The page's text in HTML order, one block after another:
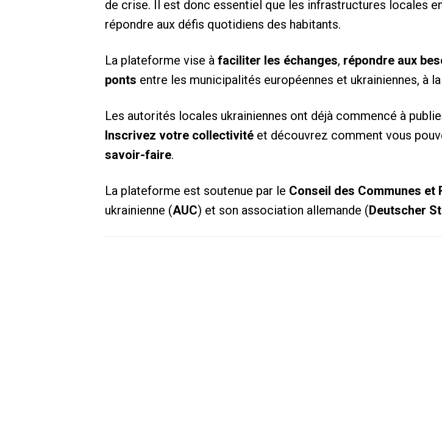
de crise. Il est donc essentiel que les infrastructures locales
répondre aux défis quotidiens des habitants.
La plateforme vise à faciliter les échanges, répondre aux
ponts entre les municipalités européennes et ukrainiennes, à
Les autorités locales ukrainiennes ont déjà commencé à
Inscrivez votre collectivité et découvrez comment vous
savoir-faire.
La plateforme est soutenue par le Conseil des Communes et
ukrainienne (AUC) et son association allemande (Deutscher